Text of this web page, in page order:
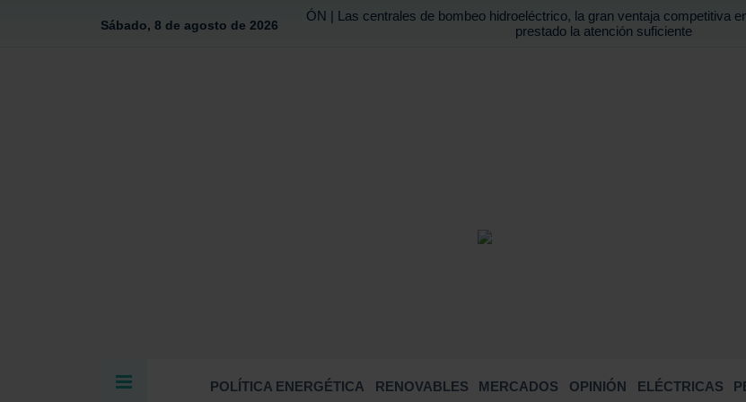
Sábado, 8 de agosto de 2026
ÓN | Las centrales de bombeo hidroeléctrico, la gran ventaja competitiva
prestado la atención suficiente
POLÍTICA ENERGÉTICA RENOVABLES MERCADOS OPINIÓN ELÉCTRICAS